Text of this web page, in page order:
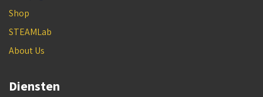
Shop
STEAMLab
About Us
Diensten